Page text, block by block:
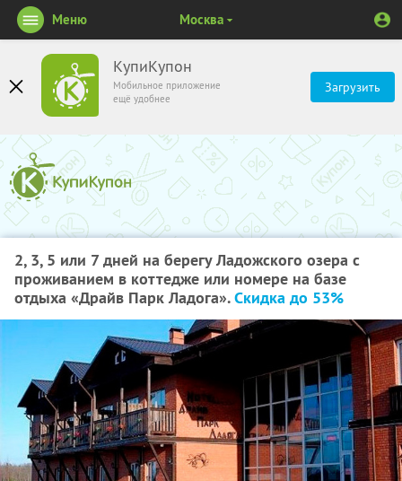
КупиКупон
Мобильное приложение
ещё удобнее
Загрузить
Меню Москва
2, 3, 5 или 7 дней на берегу Ладожского озера с
проживанием в коттедже или номере на базе
отдыха «Драйв Парк Ладога».Скидка до 53%